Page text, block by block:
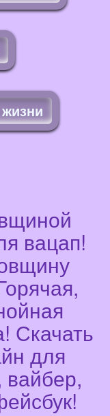
вацап!
Скачать
для
вайбер,